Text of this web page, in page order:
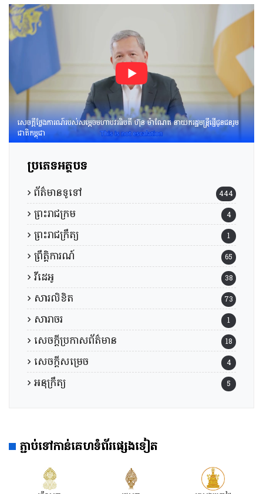
សេចក្តីថ្លែងការណ៍របស់សម្តេចមហាបវរធិបតី ហ៊ុន ម៉ាណែត នាយករដ្ឋមន្រ្តីផ្ញើជូនជនរួម
ជាតិកម្ពុជា
ប្រភេទអត្ថបទ
ព័ត៌មានទូទៅ 444
ព្រះរាជក្រម 4
ព្រះរាជក្រឹត្យ 1
ព្រឹត្តិការណ៍ 65
វីដេអូ 38
សារលិខិត 73
សារាចរ 1
សេចក្តីប្រកាសព័ត៌មាន 18
សេចក្តីសម្រេច 4
អនុក្រឹត្យ 5
ភ្ជាប់ទៅកាន់គេហទំព័រផ្សេងទៀត